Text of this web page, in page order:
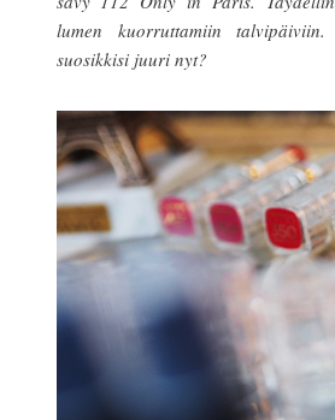
lumen kuorruttamiin
suosikkisi juuri nyt?